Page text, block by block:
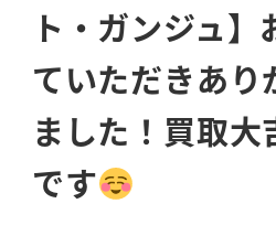
ト・ガンジュ
ていただきあり
ました！買取大
です